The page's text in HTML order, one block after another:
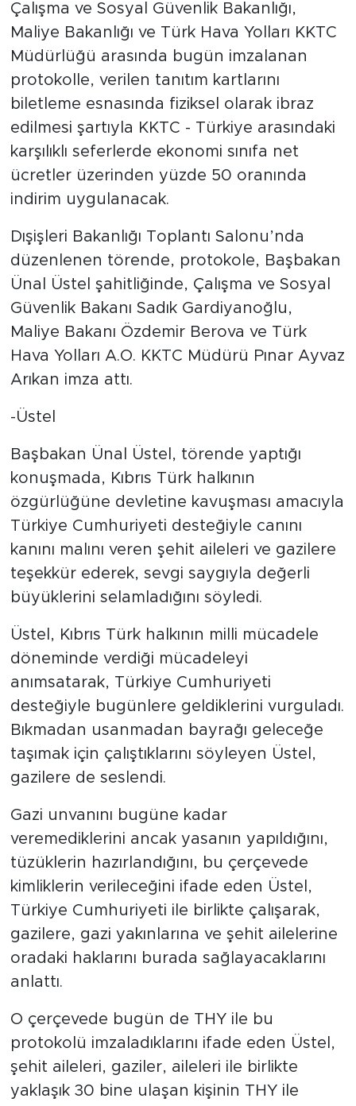
Çalışma ve Sosyal Güvenlik Bakanlığı,
Maliye Bakanlığı ve Türk Hava Yolları KKTC
Müdürlüğü arasında bugün imzalanan
protokolle, verilen tanıtım kartlarını
biletleme esnasında fiziksel olarak ibraz
edilmesi şartıyla KKTC - Türkiye arasındaki
karşılıklı seferlerde ekonomi sınıfa net
ücretler üzerinden yüzde 50 oranında
indirim uygulanacak.
Dışişleri Bakanlığı Toplantı Salonu’nda
düzenlenen törende, protokole, Başbakan
Ünal Üstel şahitliğinde, Çalışma ve Sosyal
Güvenlik Bakanı Sadık Gardiyanoğlu,
Maliye Bakanı Özdemir Berova ve Türk
Hava Yolları A.O. KKTC Müdürü Pınar Ayvaz
Arıkan imza attı.
-Üstel
Başbakan Ünal Üstel, törende yaptığı
konuşmada, Kıbrıs Türk halkının
özgürlüğüne devletine kavuşması amacıyla
Türkiye Cumhuriyeti desteğiyle canını
kanını malını veren şehit aileleri ve gazilere
teşekkür ederek, sevgi saygıyla değerli
büyüklerini selamladığını söyledi.
Üstel, Kıbrıs Türk halkının milli mücadele
döneminde verdiği mücadeleyi
anımsatarak, Türkiye Cumhuriyeti
desteğiyle bugünlere geldiklerini vurguladı.
Bıkmadan usanmadan bayrağı geleceğe
taşımak için çalıştıklarını söyleyen Üstel,
gazilere de seslendi.
Gazi unvanını bugüne kadar
veremediklerini ancak yasanın yapıldığını,
tüzüklerin hazırlandığını, bu çerçevede
kimliklerin verileceğini ifade eden Üstel,
Türkiye Cumhuriyeti ile birlikte çalışarak,
gazilere, gazi yakınlarına ve şehit ailelerine
oradaki haklarını burada sağlayacaklarını
anlattı.
O çerçevede bugün de THY ile bu
protokolü imzaladıklarını ifade eden Üstel,
şehit aileleri, gaziler, aileleri ile birlikte
yaklaşık 30 bine ulaşan kişinin THY ile